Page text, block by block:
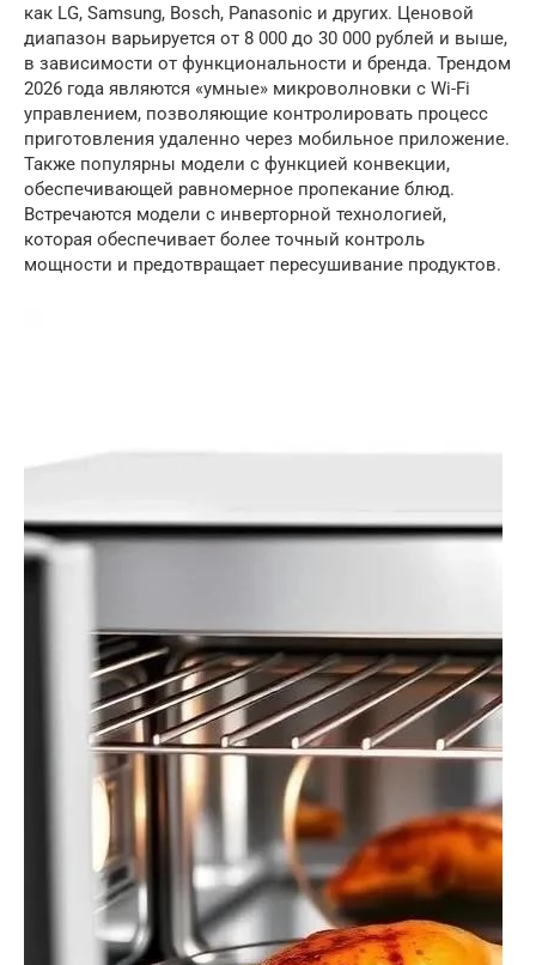
как LG, Samsung, Bosch, Panasonic и других. Ценовой
диапазон варьируется от 8 000 до 30 000 рублей и выше,
в зависимости от функциональности и бренда. Трендом
2026 года являются «умные» микроволновки с Wi-Fi
управлением, позволяющие контролировать процесс
приготовления удаленно через мобильное приложение.
Также популярны модели с функцией конвекции,
обеспечивающей равномерное пропекание блюд.
Встречаются модели с инверторной технологией,
которая обеспечивает более точный контроль
мощности и предотвращает пересушивание продуктов.